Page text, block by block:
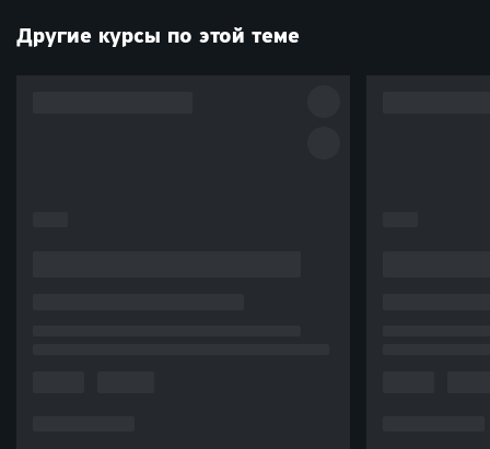
Другие курсы по этой теме